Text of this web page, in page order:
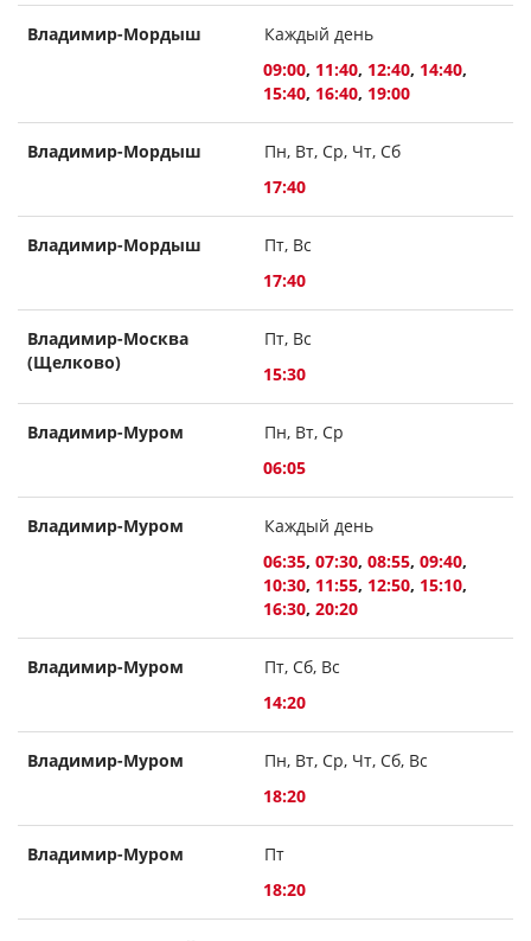
Владимир-Мордыш
Каждый день
09:00, 11:40, 12:40, 14:40,
15:40, 16:40, 19:00
Владимир-Мордыш
Пн, Вт, Ср, Чт, Сб
17:40
Владимир-Мордыш
Пт, Вс
17:40
Владимир-Москва
(Щелково)
Пт, Вс
15:30
Владимир-Муром
Пн, Вт, Ср
06:05
Владимир-Муром
Каждый день
06:35, 07:30, 08:55, 09:40,
10:30, 11:55, 12:50, 15:10,
16:30, 20:20
Владимир-Муром
Пт, Сб, Вс
14:20
Владимир-Муром
Пн, Вт, Ср, Чт, Сб, Вс
18:20
Владимир-Муром
Пт
18:20